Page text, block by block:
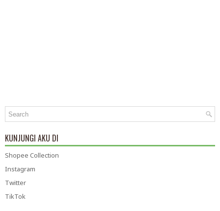
KUNJUNGI AKU DI
Shopee Collection
Instagram
Twitter
TikTok